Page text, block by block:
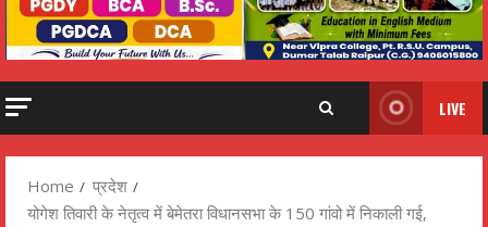
LIVE
Home
प्रदेश
योगेश तिवारी के नेतृत्व में बेमेतरा विधानसभा के 150 गांवो में निकाली गई,